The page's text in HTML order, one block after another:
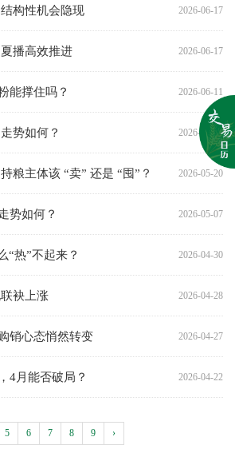
构性机会隐现 2026-06-17
播高效推进 2026-06-17
能撑住吗？ 2026-06-11
势如何？ 2026-05-25
粮主体该 “卖” 还是 “囤”？ 2026-05-20
势如何？ 2026-05-07
“热”不起来？ 2026-04-30
袂上涨 2026-04-28
销心态悄然转变 2026-04-27
4月能否破局？ 2026-04-22
5 6 7 8 9 ›